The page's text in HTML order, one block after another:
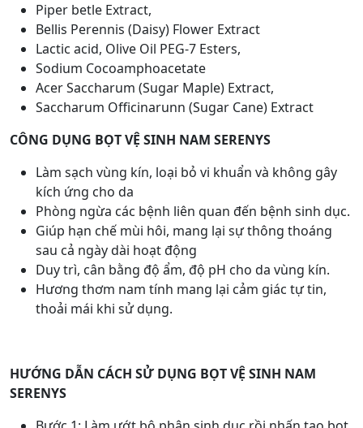
Piper betle Extract,
Bellis Perennis (Daisy) Flower Extract
Lactic acid, Olive Oil PEG-7 Esters,
Sodium Cocoamphoacetate
Acer Saccharum (Sugar Maple) Extract,
Saccharum Officinarunn (Sugar Cane) Extract
CÔNG DỤNG BỌT VỆ SINH NAM SERENYS
Làm sạch vùng kín, loại bỏ vi khuẩn và không gây
kích ứng cho da
Phòng ngừa các bệnh liên quan đến bệnh sinh dục.
Giúp hạn chế mùi hôi, mang lại sự thông thoáng
sau cả ngày dài hoạt động
Duy trì, cân bằng độ ẩm, độ pH cho da vùng kín.
Hương thơm nam tính mang lại cảm giác tự tin,
thoải mái khi sử dụng.
HƯỚNG DẪN CÁCH SỬ DỤNG BỌT VỆ SINH NAM
SERENYS